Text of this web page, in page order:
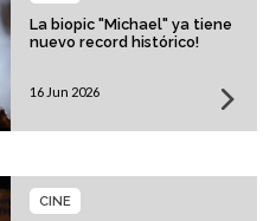
La biopic "Michael" ya tiene
nuevo record histórico!
16 Jun 2026
CINE